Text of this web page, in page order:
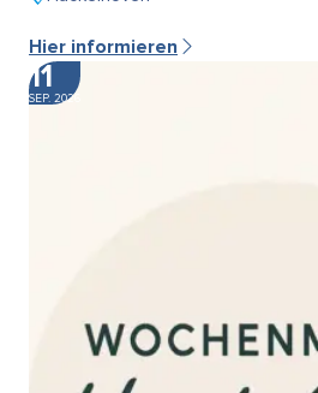
Hier informieren
11
SEP. 2026